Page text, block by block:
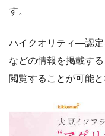
す。
ハイクオリティ―認
などの情報を掲載す
閲覧することが可能と